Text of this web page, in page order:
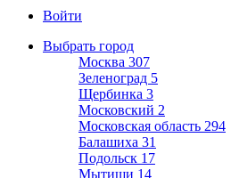
Войти
Выбрать город
Москва 307
Зеленоград 5
Щербинка 3
Московский 2
Московская область 294
Балашиха 31
Подольск 17
Мытищи 14